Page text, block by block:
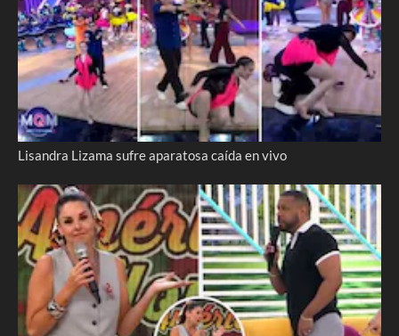
Lisandra Lizama sufre aparatosa caída en vivo